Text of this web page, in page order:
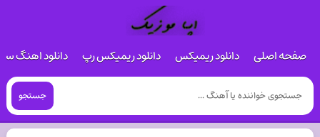
صفحه اصلی دانلود ریمیکس دانلود ریمیکس رپ دانلود اهنگ
جستجو